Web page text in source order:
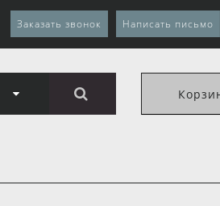
Заказать звонок Написать письмо